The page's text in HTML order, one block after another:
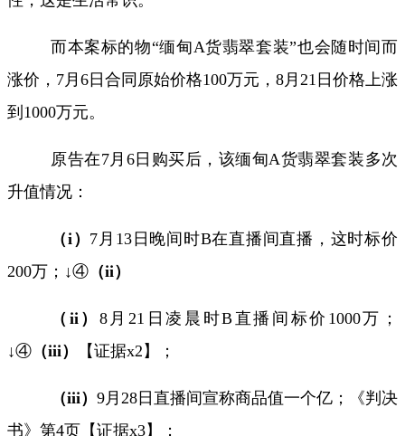
而本案标的物“缅甸A货翡翠套装”也会随时间而
涨价， 7 月 6日合同原始价格100万元， 8 月 21 日价格上涨
到 1000万元。
原告在7月 6日购买后，该缅甸A货翡翠套装多次
升值情况：
（i ） 7 月 13日晚间时B在直播间直播，这时标价
200万；↓④ （ii）
（ ii ） 8月 21 日凌晨时B 直播间标价 1000万；
↓④ （iii） 【证据x2 】；
（iii） 9 月 28日直播间宣称商品值一个亿；《判决
书》第4页【证据x3】；